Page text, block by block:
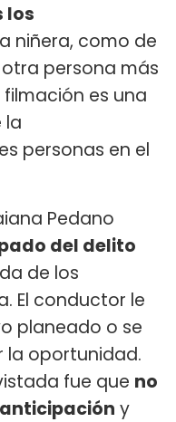
los
niñera, como de
persona más
es una
la
personas en el
Pedano
del delito
de los
El conductor le
planeado o se
la oportunidad.
fue que no
y